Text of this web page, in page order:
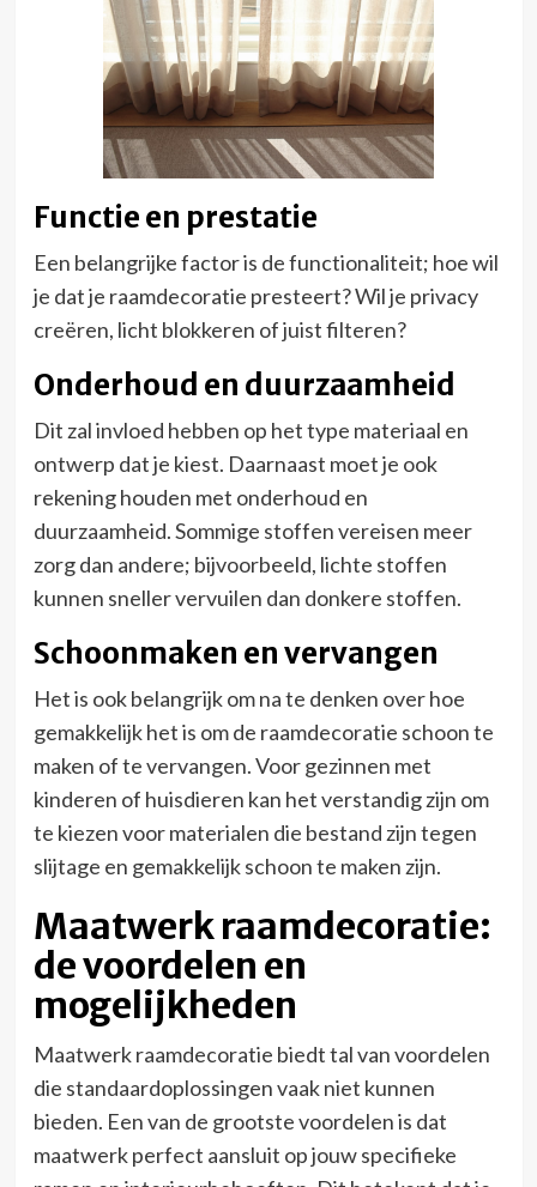
Functie en prestatie
Een belangrijke factor is de functionaliteit; hoe wil
je dat je raamdecoratie presteert? Wil je privacy
creëren, licht blokkeren of juist filteren?
Onderhoud en duurzaamheid
Dit zal invloed hebben op het type materiaal en
ontwerp dat je kiest. Daarnaast moet je ook
rekening houden met onderhoud en
duurzaamheid. Sommige stoffen vereisen meer
zorg dan andere; bijvoorbeeld, lichte stoffen
kunnen sneller vervuilen dan donkere stoffen.
Schoonmaken en vervangen
Het is ook belangrijk om na te denken over hoe
gemakkelijk het is om de raamdecoratie schoon te
maken of te vervangen. Voor gezinnen met
kinderen of huisdieren kan het verstandig zijn om
te kiezen voor materialen die bestand zijn tegen
slijtage en gemakkelijk schoon te maken zijn.
Maatwerk raamdecoratie:
de voordelen en
mogelijkheden
Maatwerk raamdecoratie biedt tal van voordelen
die standaardoplossingen vaak niet kunnen
bieden. Een van de grootste voordelen is dat
maatwerk perfect aansluit op jouw specifieke